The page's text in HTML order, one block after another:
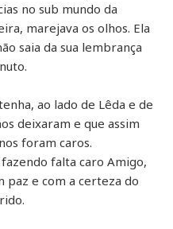
no sub mundo da
marejava os olhos. Ela
saia da sua lembrança
ao lado de Lêda e de
deixaram e que assim
foram caros.
falta caro Amigo,
paz e com a certeza do